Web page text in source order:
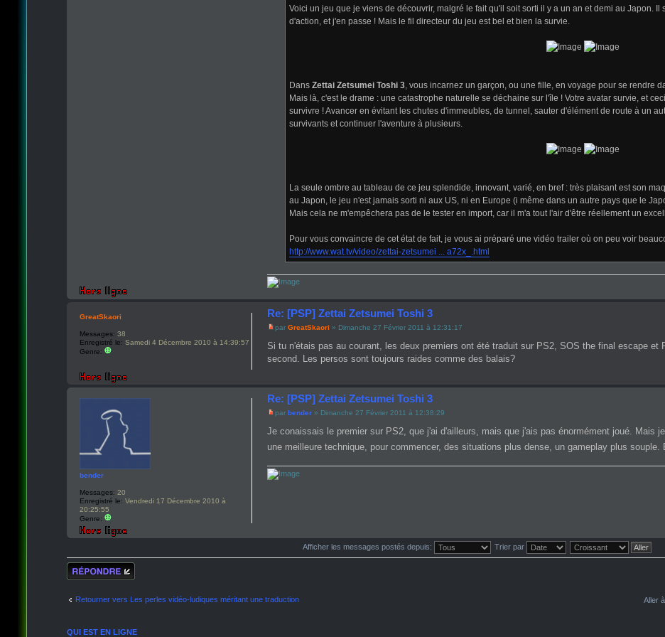
Voici un jeu que je viens de découvrir, malgré le fait qu'il soit sorti il y a un an et demi au Japon. Il
d'action, et j'en passe ! Mais le fil directeur du jeu est bel et bien la survie.
DansZettai Zetsumei Toshi 3 , vous incarnez un garçon, ou une fille, en voyage pour se rendre
Mais là, c'est le drame : une catastrophe naturelle se déchaine sur l'île ! Votre avatar survie, et
survivre ! Avancer en évitant les chutes d'immeubles, de tunnel, sauter d'élément de route à un
survivants et continuer l'aventure à plusieurs.
La seule ombre au tableau de ce jeu splendide, innovant, varié, en bref : très plaisant est son
au Japon, le jeu n'est jamais sorti ni aux US, ni en Europe (i même dans un autre pays que le
Mais cela ne m'empêchera pas de le tester en import, car il m'a tout l'air d'être réellement un
Pour vous convaincre de cet état de fait, je vous ai préparé une vidéo trailer où on peu voir
http://www.wat.tv/video/zettai-zetsumei ... a72x_.html
Re: [PSP] Zettai Zetsumei Toshi 3
parGreatSkaori » Dimanche 27 Février 2011 à 12:31:17
Si tu n'étais pas au courant, les deux premiers ont été traduit sur PS2, SOS the final escape et
second. Les persos sont toujours raides comme des balais?
GreatSkaori
Messages: 38
Enregistré le: Samedi 4 Décembre 2010 à 14:39:57
Genre:
Re: [PSP] Zettai Zetsumei Toshi 3
parbender » Dimanche 27 Février 2011 à 12:38:29
Je conaissais le premier sur PS2, que j'ai d'ailleurs, mais que j'ais pas énormément joué. Mais
une meilleure technique, pour commencer, des situations plus dense, un gameplay plus
bender
Messages: 20
Enregistré le: Vendredi 17 Décembre 2010 à
20:25:55
Genre:
Afficher les messages postés depuis: Trier par
Répondre
Retourner vers Les perles vidéo-ludiques méritant une traduction Aller
QUI EST EN LIGNE